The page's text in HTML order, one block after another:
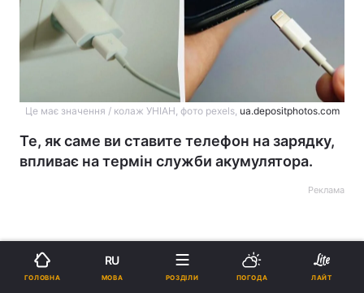
Це має значення / колаж УНІАН, фото pexels, ua.depositphotos.com
Те, як саме ви ставите телефон на зарядку,
впливає на термін служби акумулятора.
Реклама
ГОЛОВНА
RU
МОВА РОЗДІЛИ ПОГОДА ЛАЙТ